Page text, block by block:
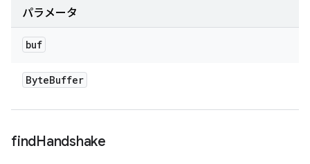
パラメータ
buf
ByteBuffer
findHandshake